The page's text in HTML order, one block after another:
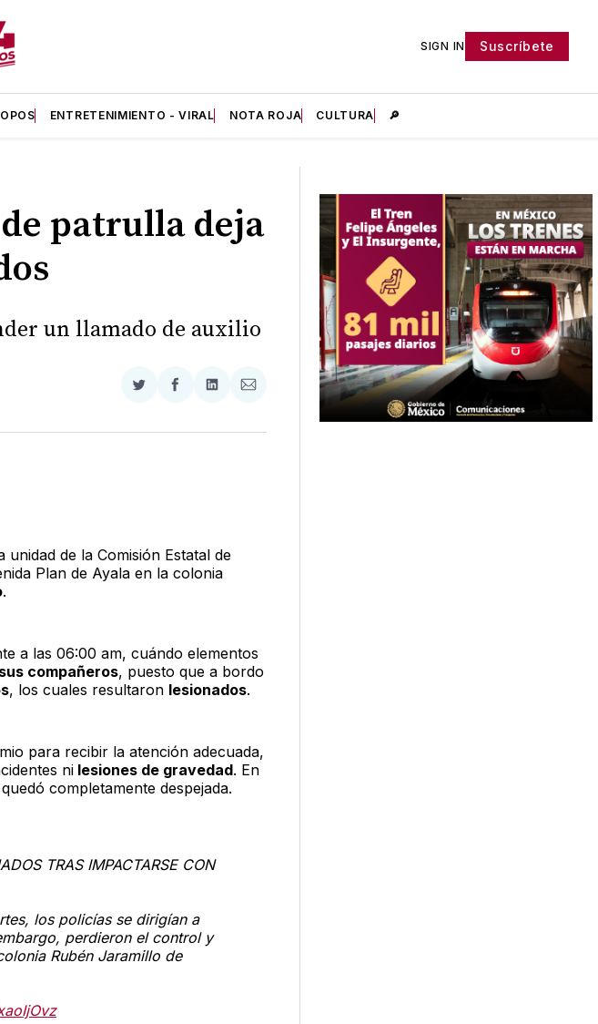
SIGN IN Suscríbete
ENTRETENIMIENTO - VIRAL NOTA ROJA CULTURA 🔎
patrulla deja
un llamado de auxilio
Compartir
Twitter
Compartir
Facebook
Compartir
LinkedIn
Compartir
Email
unidad de la Comisión Estatal de
Plan de Ayala en la colonia
.
a las 06:00 am, cuándo elementos
compañeros, puesto que a bordo
, los cuales resultaron lesionados.
para recibir la atención adecuada,
nilesiones de gravedad. En
completamente despejada.
TRAS IMPACTARSE CON
los policías se dirigían a
perdieron el control y
Rubén Jaramillo de